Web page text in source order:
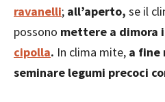
ravanelli; all’aperto, se il
possono mettere a dimora
cipolla. In clima mite, a fine
seminare legumi precoci